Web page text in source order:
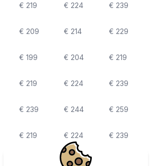
€ 219 € 224 € 239
€ 209 € 214 € 229
€ 199 € 204 € 219
€ 219 € 224 € 239
€ 239 € 244 € 259
€ 219 € 224 € 239
€ 244